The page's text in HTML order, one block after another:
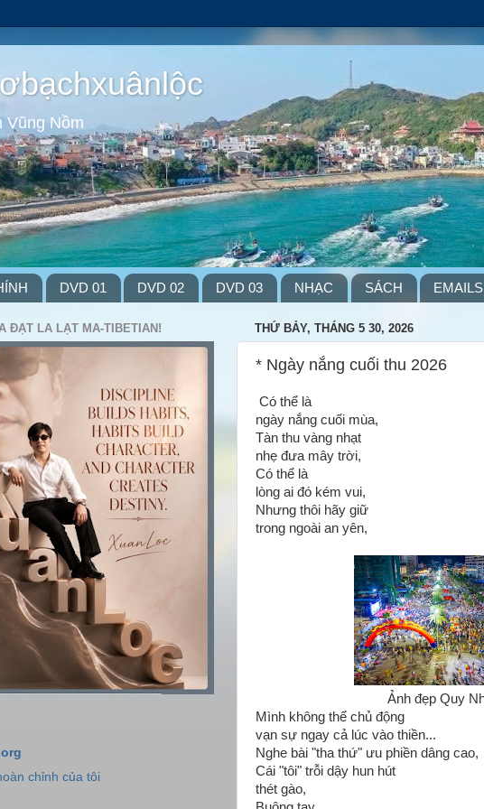
Vũng Nồm
DVD 01 DVD 02 DVD 03 NHẠC SÁCH EMAILS
THỨ BẢY, THÁNG 5 30, 2026
* Ngày nắng cuối thu 2026
Có thể là
ngày nắng cuối mùa,
Tàn thu vàng nhạt
nhẹ đưa mây trời,
Có thể là
lòng ai đó kém vui,
Nhưng thôi hãy giữ
trong ngoài an yên,
Ảnh đẹp Quy
Mình không thể chủ động
vạn sự ngay cả lúc vào thiền...
Nghe bài "tha thứ" ưu phiền dâng cao,
Cái "tôi" trỗi dậy hun hút
thét gào,
ĐẠT LA LẠT MA-TIBETIAN!
chỉnh của tôi